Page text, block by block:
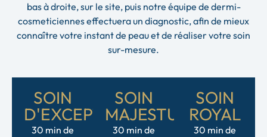
bas à droite, sur le site, puis notre équipe de dermi-
cosmeticiennes effectuera un diagnostic, afin de mieux
connaître votre instant de peau et de réaliser votre soin
sur-mesure.
SOIN
D'EXCEPTION
30 min de
SOIN
MAJESTUEUX
30 min de
SOIN
ROYAL
30 min de